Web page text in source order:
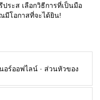
ระส เลือกวิธีการที่เป็นมือ
มีโอกาสที่จะได้ยิน!
อร์ออฟไลน์ · ส่วนหัวของ